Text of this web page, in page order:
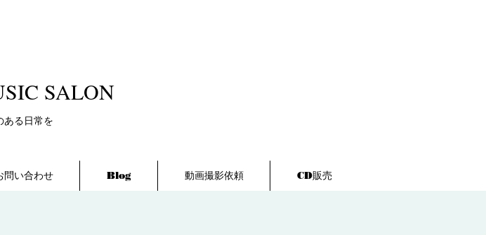
SALON
ある日常を
問い合わせ Blog 動画撮影依頼 CD販売